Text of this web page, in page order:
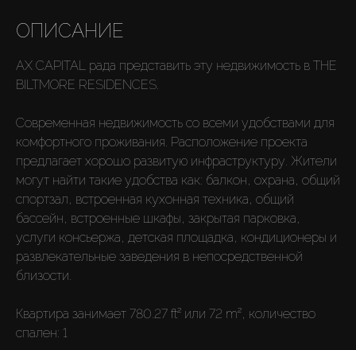
ОПИСАНИЕ
AX CAPITAL рада представить эту недвижимость в THE
BILTMORE RESIDENCES.
Современная недвижимость со всеми удобствами для
комфортного проживания. Расположение проекта
предлагает хорошо развитую инфраструктуру. Жители
могут найти такие удобства как: балкон, охрана, общий
спортзал, встроенная кухонная техника, общий
бассейн, встроенные шкафы, закрытая парковка,
услуги консьержа, детская площадка, кондиционеры и
развлекательные заведения в непосредственной
близости.
Квартира занимает 780.27 ft² или 72 m², количество
спален: 1